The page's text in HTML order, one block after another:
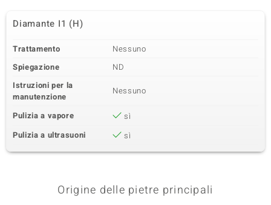
Diamante I1 (H)
Trattamento
Nessuno
Spiegazione
ND
Istruzioni per la
manutenzione
Nessuno
Pulizia a vapore
sì
Pulizia a ultrasuoni
sì
Origine delle pietre principali